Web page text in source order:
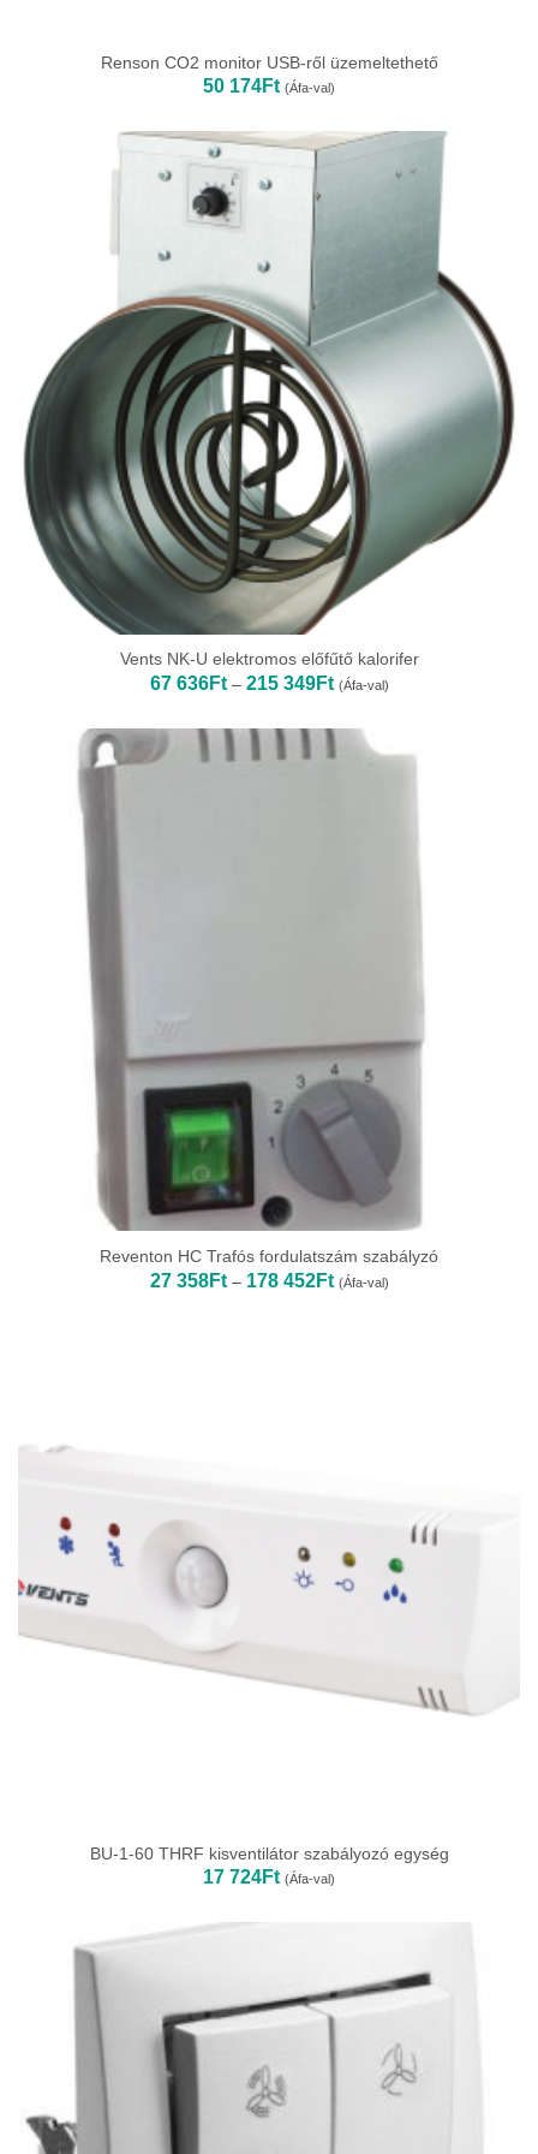
Renson CO2 monitor USB-ről üzemeltethető
50 174Ft (Áfa-val)
Vents NK-U elektromos előfűtő kalorifer
67 636Ft – 215 349FtÁrtartomány:
67
-
349Ft
(Áfa-val)
Reventon HC Trafós fordulatszám szabályzó
27 358Ft – 178 452FtÁrtartomány:
27
(Áfa-val)
BU-1-60 THRF kisventilátor szabályozó egység
17 724Ft (Áfa-val)